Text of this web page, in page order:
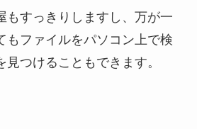
もすっきりしますし、万が一
もファイルをパソコン上で検
つけることもできます。